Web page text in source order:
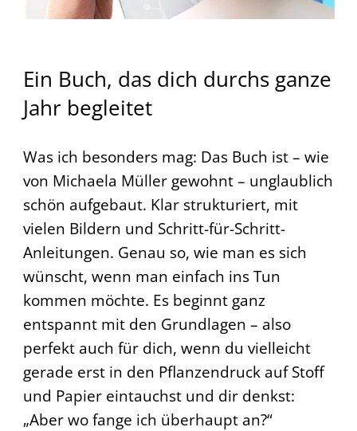
Ein Buch, das dich durchs ganze
Jahr begleitet
Was ich besonders mag: Das Buch ist – wie
von Michaela Müller gewohnt – unglaublich
schön aufgebaut. Klar strukturiert, mit
vielen Bildern und Schritt-für-Schritt-
Anleitungen. Genau so, wie man es sich
wünscht, wenn man einfach ins Tun
kommen möchte. Es beginnt ganz
entspannt mit den Grundlagen – also
perfekt auch für dich, wenn du vielleicht
gerade erst in den Pflanzendruck auf Stoff
und Papier eintauchst und dir denkst:
„Aber wo fange ich überhaupt an?“